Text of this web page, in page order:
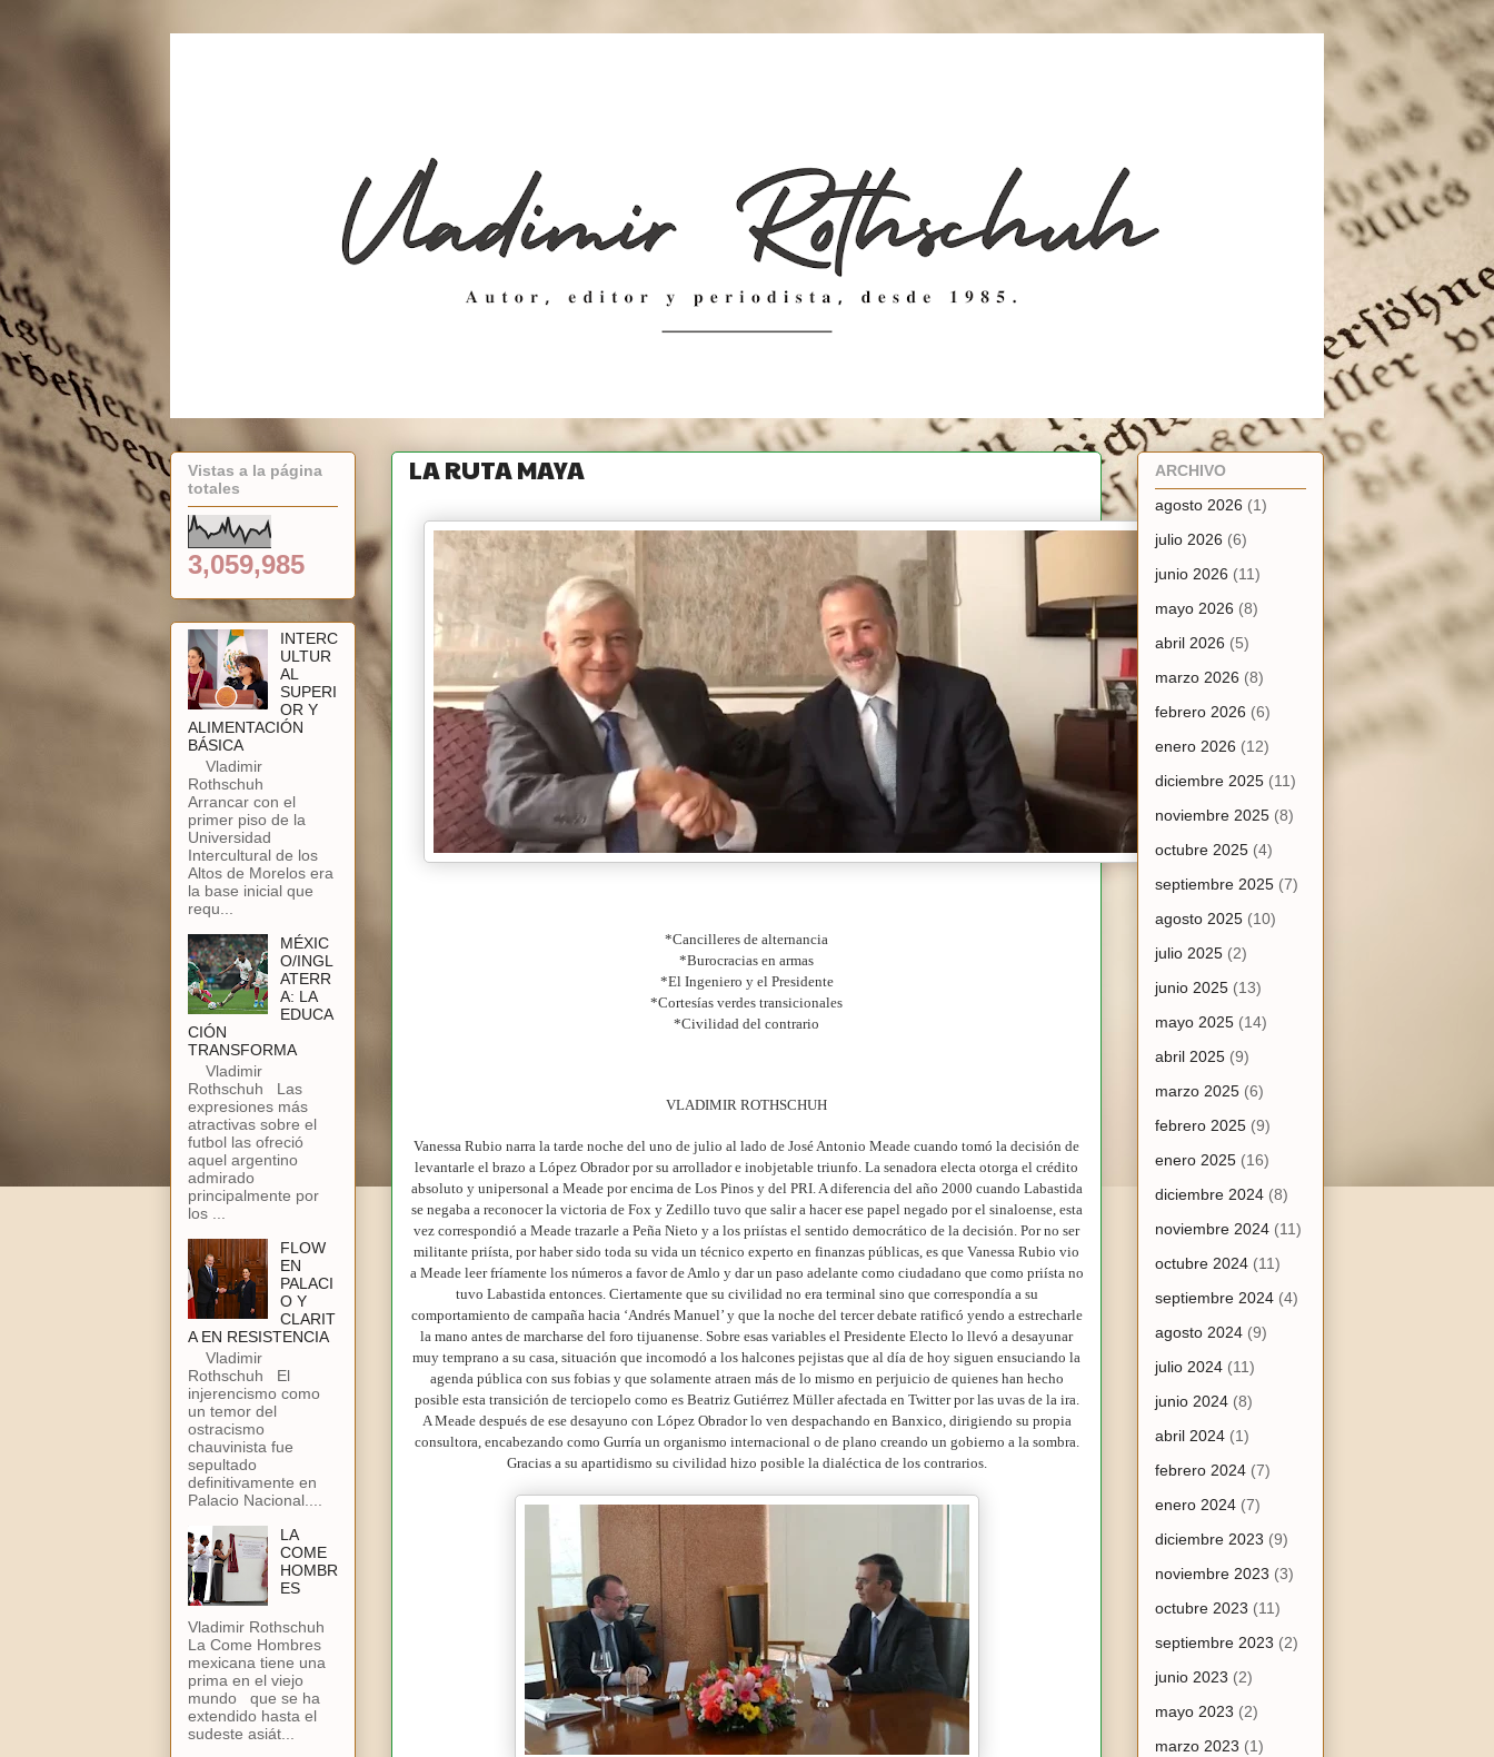
LA RUTA MAYA
*Cancilleres de alternancia
*Burocracias en armas
*El Ingeniero y el Presidente
*Cortesías verdes transicionales
*Civilidad del contrario
VLADIMIR ROTHSCHUH
Vanessa Rubio narra la tarde noche del uno de julio al lado de José Antonio Meade cuando tomó la decisión de
levantarle el brazo a López Obrador por su arrollador e inobjetable triunfo. La senadora electa otorga el crédito
absoluto y unipersonal a Meade por encima de Los Pinos y del PRI. A diferencia del año 2000 cuando Labastida
se negaba a reconocer la victoria de Fox y Zedillo tuvo que salir a hacer ese papel negado por el sinaloense, esta
vez correspondió a Meade trazarle a Peña Nieto y a los priístas el sentido democrático de la decisión. Por no ser
militante priísta, por haber sido toda su vida un técnico experto en finanzas públicas, es que Vanessa Rubio vio
a Meade leer fríamente los números a favor de Amlo y dar un paso adelante como ciudadano que como priísta no
tuvo Labastida entonces. Ciertamente que su civilidad no era terminal sino que correspondía a su
comportamiento de campaña hacia ‘Andrés Manuel’ y que la noche del tercer debate ratificó yendo a estrecharle
la mano antes de marcharse del foro tijuanense. Sobre esas variables el Presidente Electo lo llevó a desayunar
muy temprano a su casa, situación que incomodó a los halcones pejistas que al día de hoy siguen ensuciando la
agenda pública con sus fobias y que solamente atraen más de lo mismo en perjuicio de quienes han hecho
posible esta transición de terciopelo como es Beatriz Gutiérrez Müller afectada en Twitter por las uvas de la ira.
A Meade después de ese desayuno con López Obrador lo ven despachando en Banxico, dirigiendo su propia
consultora, encabezando como Gurría un organismo internacional o de plano creando un gobierno a la sombra.
Gracias a su apartidismo su civilidad hizo posible la dialéctica de los contrarios.
Vistas a la página
totales
3,059,985
INTERC
ULTUR
AL
SUPERI
OR Y
ALIMENTACIÓN
BÁSICA
Vladimir
Rothschuh
Arrancar con el
primer piso de la
Universidad
Intercultural de los
Altos de Morelos era
la base inicial que
requ...
MÉXIC
O/INGL
ATERR
A: LA
EDUCA
CIÓN
TRANSFORMA
Vladimir
Rothschuh Las
expresiones más
atractivas sobre el
futbol las ofreció
aquel argentino
admirado
principalmente por
los ...
FLOW
EN
PALACI
O Y
CLARIT
A EN RESISTENCIA
Vladimir
Rothschuh El
injerencismo como
un temor del
ostracismo
chauvinista fue
sepultado
definitivamente en
Palacio Nacional....
LA
COME
HOMBR
ES
Vladimir Rothschuh
La Come Hombres
mexicana tiene una
prima en el viejo
mundo que se ha
extendido hasta el
sudeste asiát...
ARCHIVO
agosto 2026 (1)
julio 2026 (6)
junio 2026 (11)
mayo 2026 (8)
abril 2026 (5)
marzo 2026 (8)
febrero 2026 (6)
enero 2026 (12)
diciembre 2025 (11)
noviembre 2025 (8)
octubre 2025 (4)
septiembre 2025 (7)
agosto 2025 (10)
julio 2025 (2)
junio 2025 (13)
mayo 2025 (14)
abril 2025 (9)
marzo 2025 (6)
febrero 2025 (9)
enero 2025 (16)
diciembre 2024 (8)
noviembre 2024 (11)
octubre 2024 (11)
septiembre 2024 (4)
agosto 2024 (9)
julio 2024 (11)
junio 2024 (8)
abril 2024 (1)
febrero 2024 (7)
enero 2024 (7)
diciembre 2023 (9)
noviembre 2023 (3)
octubre 2023 (11)
septiembre 2023 (2)
junio 2023 (2)
mayo 2023 (2)
marzo 2023 (1)